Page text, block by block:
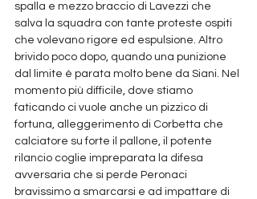
spalla e mezzo braccio di Lavezzi che
salva la squadra con tante proteste ospiti
che volevano rigore ed espulsione. Altro
brivido poco dopo, quando una punizione
dal limite è parata molto bene da Siani. Nel
momento più difficile, dove stiamo
faticando ci vuole anche un pizzico di
fortuna, alleggerimento di Corbetta che
calciatore su forte il pallone, il potente
rilancio coglie impreparata la difesa
avversaria che si perde Peronaci
bravissimo a smarcarsi e ad impattare di